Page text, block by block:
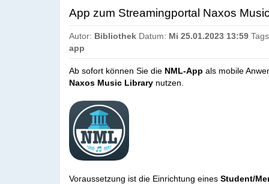
App zum Streamingportal Naxos
Autor: Bibliothek Datum: Mi 25.01.2023 13:59
app
Ab sofort können Sie die NML-App als mobile
Naxos Music Library nutzen.
Voraussetzung ist die Einrichtung eines Student/